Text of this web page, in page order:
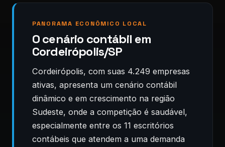
PANORAMA ECONÔMICO LOCAL
O cenário contábil em
Cordeirópolis/SP
Cordeirópolis, com suas 4.249 empresas
ativas, apresenta um cenário contábil
dinâmico e em crescimento na região
Sudeste, onde a competição é saudável,
especialmente entre os 11 escritórios
contábeis que atendem a uma demanda